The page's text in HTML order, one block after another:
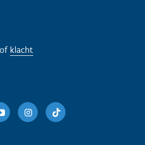
of klacht
YoutubeInstagram